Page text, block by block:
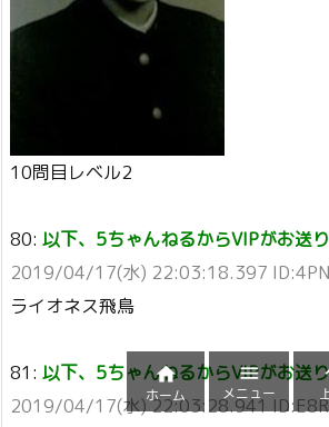
10問目レベル2
80: 以下、5ちゃんねるからVIPがお送
2019/04/17(水) 22:03:18.397
ライオネス飛鳥
81: 以下、5ちゃんねるからVIPがお送
2019/04/17(水) 22:03:28.941

ホーム

メニュー